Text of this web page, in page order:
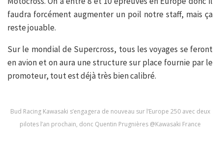
faudra forcément augmenter un poil notre staff, mais ça
reste jouable.
Sur le mondial de Supercross, tous les voyages se feront
en avion et on aura une structure sur place fournie par le
promoteur, tout est déjà très bien calibré.
Bud Racing Kawasaki s’engagera de nouveau sur l’Europe 250 avec deux
pilotes l’an prochain, donc Quentin Prugnières @Kawasaki France